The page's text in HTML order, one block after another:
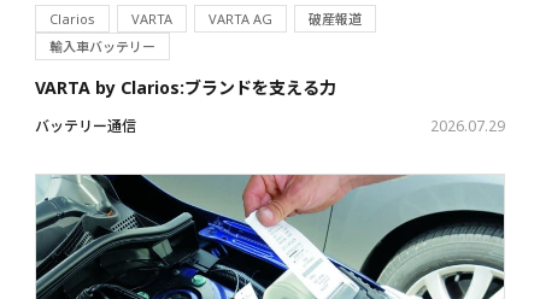
Clarios VARTA VARTA AG
破産報道
輸入車バッテリー
VARTA by Clarios:ブランドを支える力
バッテリー通信 2026.07.29